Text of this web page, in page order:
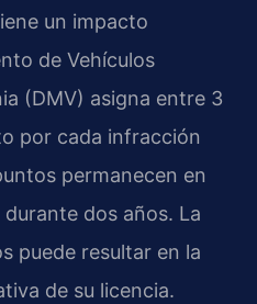
un impacto
de Vehículos
(DMV) asigna entre 3
por cada infracción
permanecen en
dos años. La
puede resultar en la
de su licencia.